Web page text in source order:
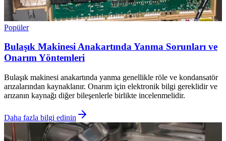
Popüler
Bulaşık Makinesi Anakartında Yanma Sorunları ve
Onarım Yöntemleri
Bulaşık makinesi anakartında yanma genellikle röle ve kondansatör
arızalarından kaynaklanır. Onarım için elektronik bilgi gereklidir ve
arızanın kaynağı diğer bileşenlerle birlikte incelenmelidir.
Daha fazla bilgi edinin